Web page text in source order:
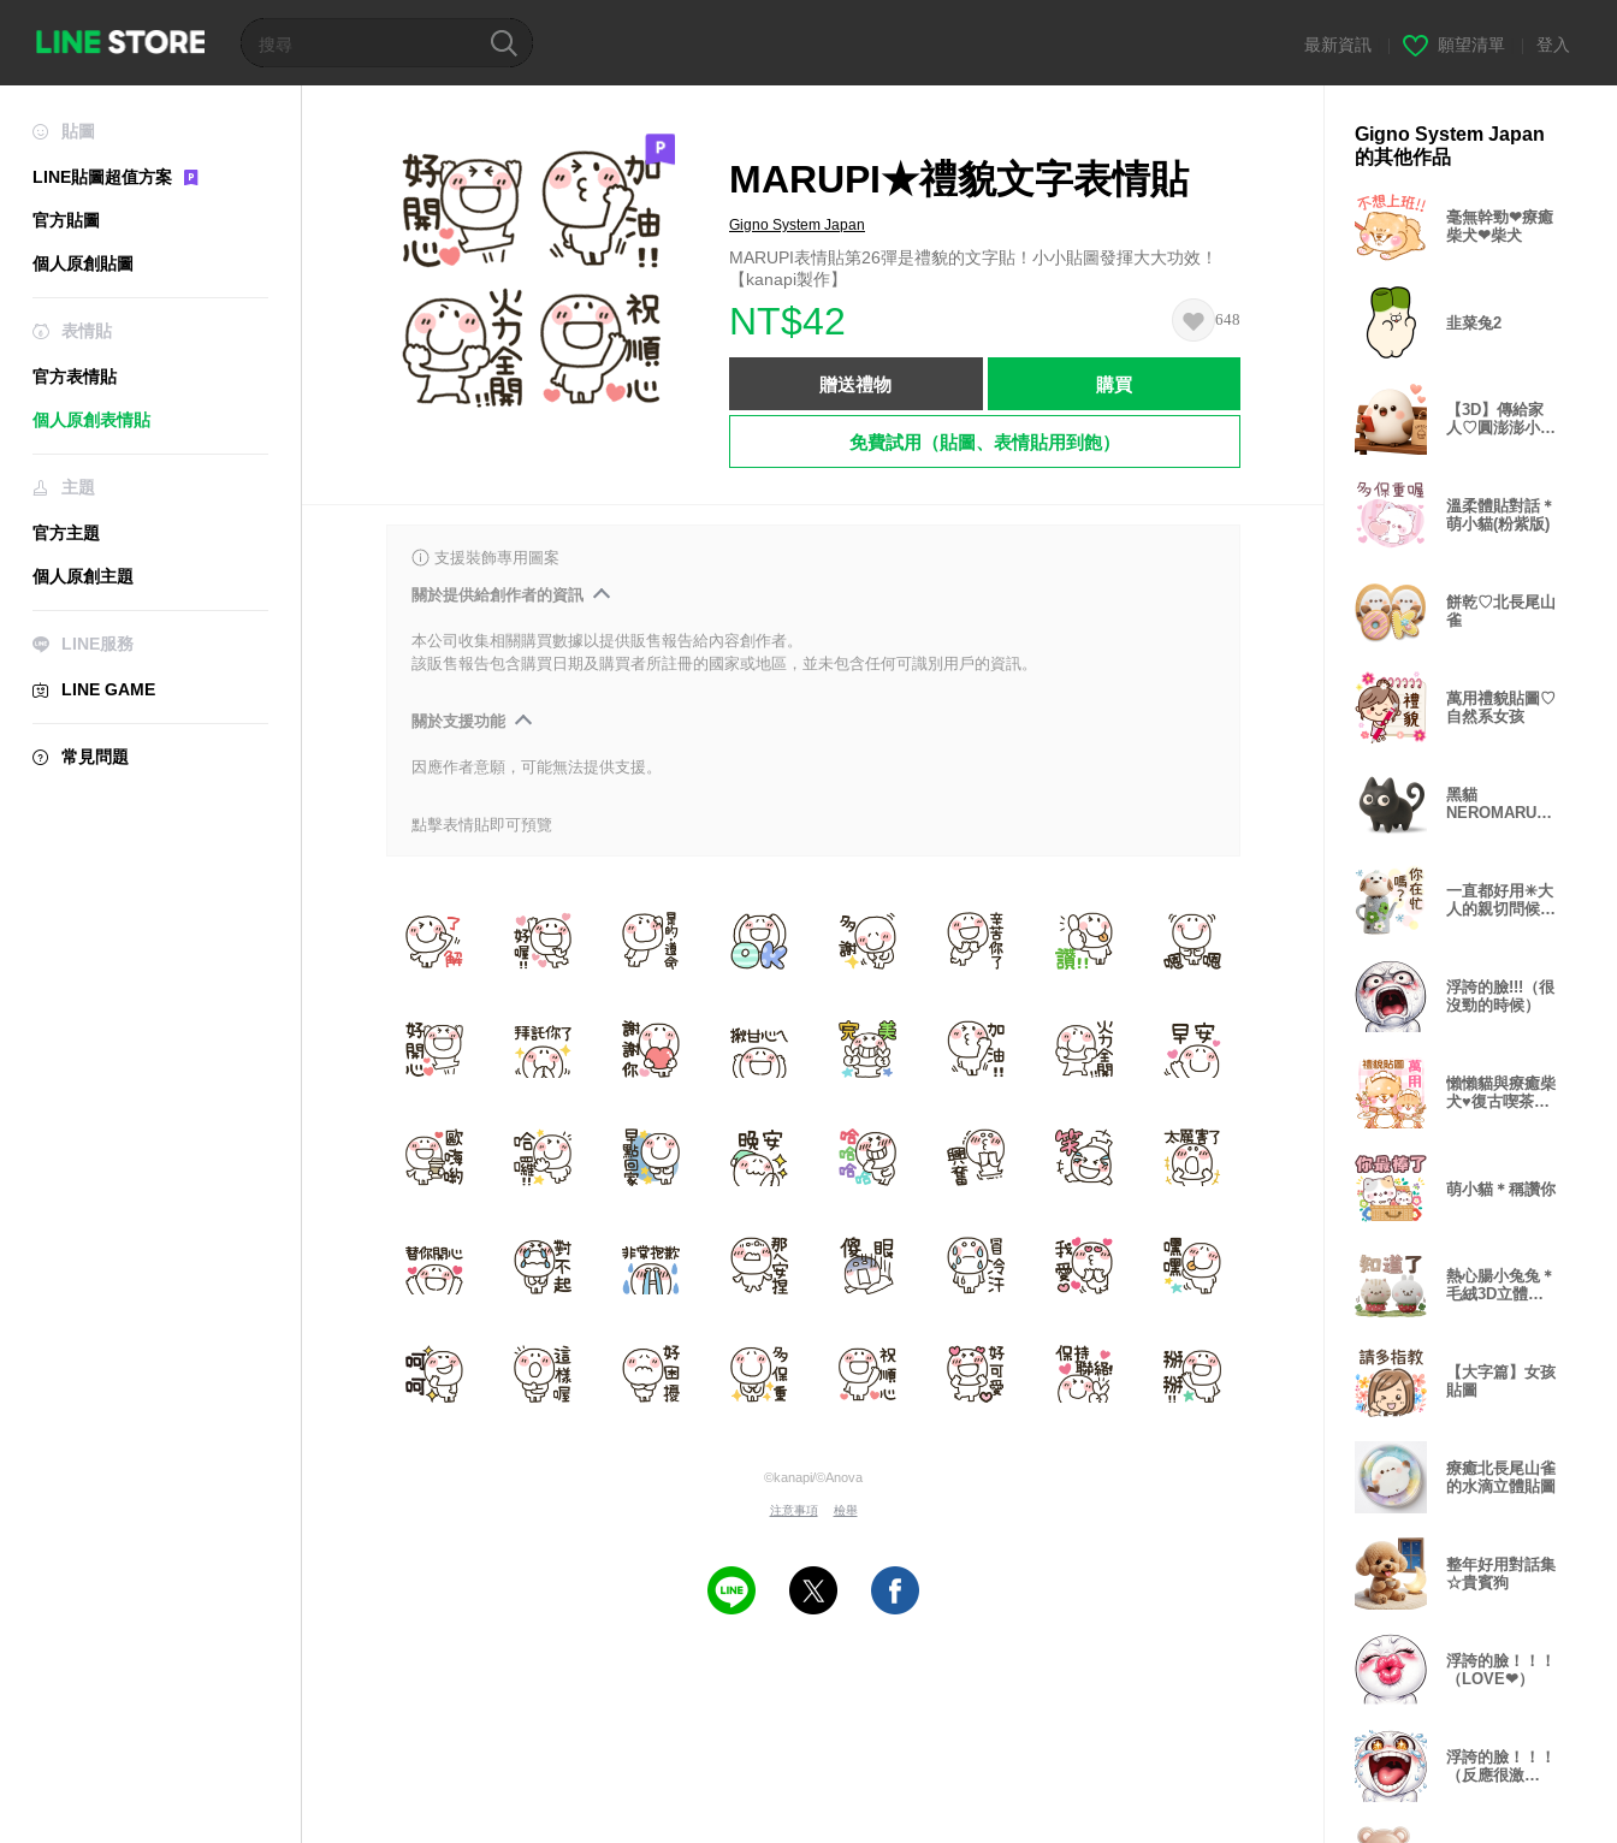
最新資訊 願望清單 登入
貼圖
LINE貼圖超值方案
官方貼圖
個人原創貼圖
表情貼
官方表情貼
個人原創表情貼
主題
官方主題
個人原創主題
LINE服務
LINE GAME
常見問題
MARUPI★禮貌文字表情貼
Gigno System Japan
MARUPI表情貼第26彈是禮貌的文字貼！小小貼圖發揮大大功效！
【kanapi製作】
NT$42 648
贈送禮物 購買
免費試用（貼圖、表情貼用到飽）
支援裝飾專用圖案
關於提供給創作者的資訊
本公司收集相關購買數據以提供販售報告給內容創作者。
該販售報告包含購買日期及購買者所註冊的國家或地區，並未包含任何可識別用戶的資訊。
關於支援功能
因應作者意願，可能無法提供支援。
點擊表情貼即可預覽
©kanapi/©Anova
注意事項 檢舉
Gigno System Japan
的其他作品
毫無幹勁❤療癒
柴犬❤柴犬
韭菜兔2
【3D】傳給家
人♡圓澎澎小山
溫柔體貼對話＊
萌小貓(粉紫版)
餅乾♡北長尾山
雀
萬用禮貌貼圖♡
自然系女孩
黑貓
NEROMARU
一直都好用✳大
人的親切問候
浮誇的臉!!!（很
沒勁的時候）
懶懶貓與療癒柴
犬♥復古喫茶♥
萌小貓＊稱讚你
熱心腸小兔兔＊
毛絨3D立體貼
【大字篇】女孩
貼圖
療癒北長尾山雀
的水滴立體貼圖
整年好用對話集
☆貴賓狗
浮誇的臉！！！
（LOVE❤）
浮誇的臉！！！
（反應很激